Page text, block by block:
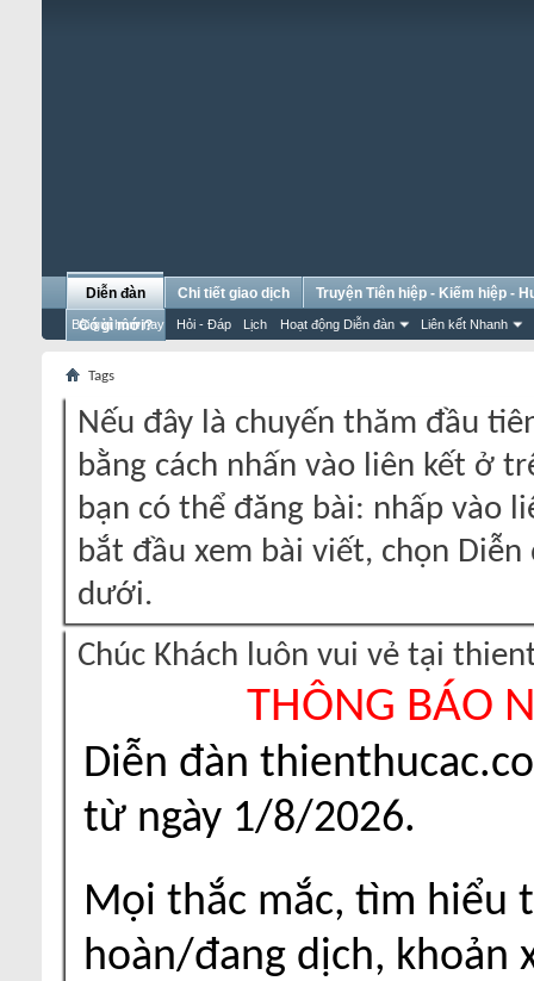
Diễn đàn
Bài gửi hôm nay Hỏi - Đáp Lịch Hoạt động Diễn đàn Liên kết Nhanh
Chi tiết giao dịch
Truyện Tiên hiệp - Kiếm hiệp -
Có gì mới?
Tags
Nếu đây là chuyến thăm đầu
bằng cách nhấn vào liên kết ở
bạn có thể đăng bài: nhấp vào
bắt đầu xem bài viết, chọn
dưới.
Chúc Khách luôn vui vẻ tại
THÔNG BÁO
Diễn đàn
từ ngày 1/8/2026.
Mọi thắc mắc, tìm hiểu
hoàn/đang dịch, khoản